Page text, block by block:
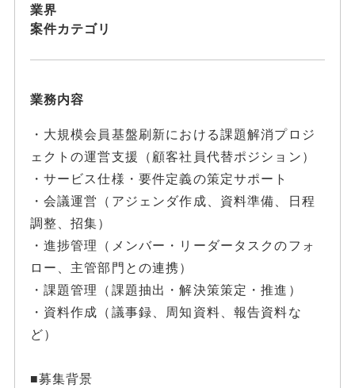
業界
案件カテゴリ
業務内容
・大規模会員基盤刷新における課題解消プロジ
ェクトの運営支援（顧客社員代替ポジション）
・サービス仕様・要件定義の策定サポート
・会議運営（アジェンダ作成、資料準備、日程
調整、招集）
・進捗管理（メンバー・リーダータスクのフォ
ロー、主管部門との連携）
・課題管理（課題抽出・解決策策定・推進）
・資料作成（議事録、周知資料、報告資料な
ど）
■募集背景